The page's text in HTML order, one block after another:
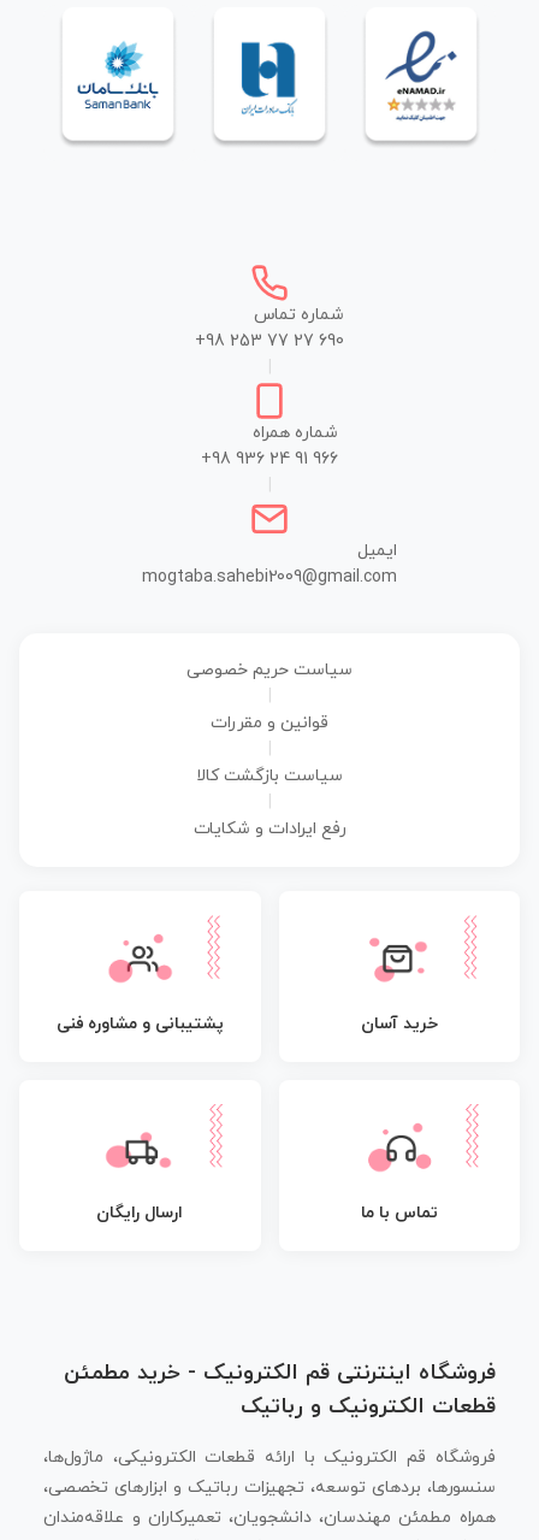
شماره تماس
+98 253 77 27 690
شماره همراه
+98 936 24 91 966
ایمیل
mogtaba.sahebi2009@gmail.com
سیاست حریم خصوصی
قوانین و مقررات
سیاست بازگشت کالا
رفع ایرادات و شکایات
خرید آسان پشتیبانی و مشاوره فنی
تماس با ما ارسال رایگان
فروشگاه اینترنتی قم الکترونیک - خرید مطمئن
قطعات الکترونیک و رباتیک
فروشگاه قم الکترونیک با ارائه قطعات الکترونیکی، ماژول‌ها،
سنسورها، بردهای توسعه، تجهیزات رباتیک و ابزارهای تخصصی،
همراه مطمئن مهندسان، دانشجویان، تعمیرکاران و علاقه‌مندان